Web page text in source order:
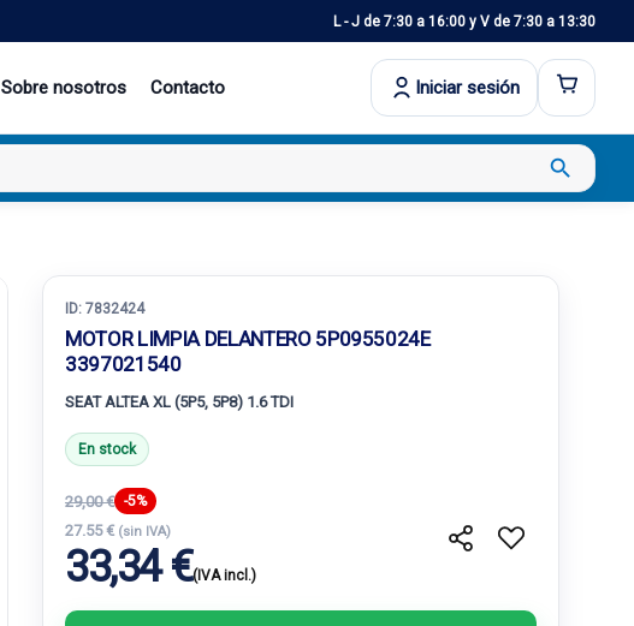
L - J de 7:30 a 16:00 y V de 7:30 a 13:30
Sobre nosotros Contacto Iniciar sesión
search
ID: 7832424
MOTOR LIMPIA DELANTERO 5P0955024E
3397021540
SEAT ALTEA XL (5P5, 5P8) 1.6 TDI
En stock
29,00 € -5%
27.55 € (sin IVA)
33,34 €(IVA incl.)